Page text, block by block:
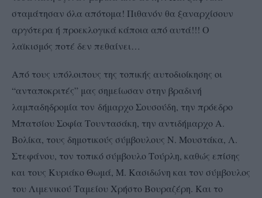
σταμάτησαν όλα απότομα! Πιθανόν θα ξαναρχίσουν
αργότερα ή προεκλογικά κάποια από αυτά!!! Ο
λαϊκισμός ποτέ δεν πεθαίνει…
Από τους υπόλοιπους της τοπικής αυτοδιοίκησης οι
“ανταποκριτές” μας σημείωσαν στην βραδινή
λαμπαδηδρομία τον δήμαρχο Σουσούδη, την πρόεδρο
Μπατσίου Σοφία Τουντασάκη, την αντιδήμαρχο Α.
Βολίκα, τους δημοτικούς σύμβουλους Ν. Μουστάκα, Λ.
Στεφάνου, τον τοπικό σύμβουλο Τούρλη, καθώς επίσης
και τους Κυριάκο Θωμά, Μ. Κασιδώνη και τον σύμβουλος
του Λιμενικού Ταμείου Χρήστο Βουραζέρη. Και το